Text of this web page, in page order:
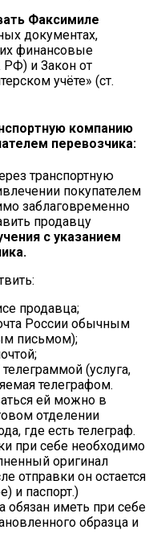
Факсимиле
документах,
финансовые
РФ) и Закон от
учёте» (ст.
компанию
перевозчика:
транспортную
покупателем
заблаговременно
продавцу
с указанием
продавца;
России обычным
письмом);
(услуга,
телеграфом.
ей можно в
отделении
где есть телеграф.
при себе необходимо
оригинал
отправки он остается
и паспорт.)
обязан иметь при себе
образца и